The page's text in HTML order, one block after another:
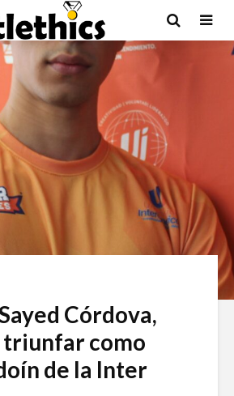
Córdova,
triunfar como
de la Inter